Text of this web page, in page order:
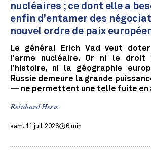
nucléaires ; ce dont elle a
enfin d'entamer des
nouvel ordre de paix
Le général Erich Vad veut
l'arme nucléaire. Or ni le droit
l'histoire, ni la géographie
Russie demeure la grande
— ne permettent une telle fuite en
Reinhard Hesse
sam. 11 juil. 2026 6 min